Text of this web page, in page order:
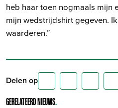
heb haar toen nogmaals mijn
mijn wedstrijdshirt gegeven.
waarderen.”
Delen op
GERELATEERD NIEUWS.